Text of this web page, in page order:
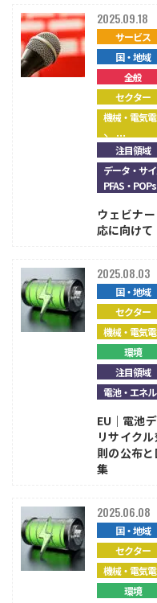
サービス
国・地域
全般
セクター
機械・電気
、...
注目領域
データ・サ
PFAS・
2025.09.18
ウェビナ
応に向けて
国・地域
セクター
機械・電気
環境
注目領域
電池・エネ
2025.08.03
EU｜電池
リサイク
則の公布
集
国・地域
セクター
機械・電気
環境
2025.06.08